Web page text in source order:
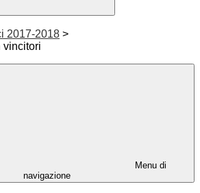
2017-2018 >
vincitori
Menu di
navigazione